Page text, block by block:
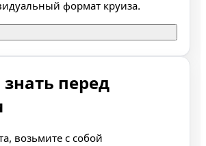
формат круиза.
перед
возьмите с собой